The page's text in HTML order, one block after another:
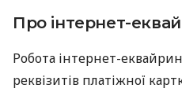
Про інтернет-
Робота інтернет-
реквізитів платіжної